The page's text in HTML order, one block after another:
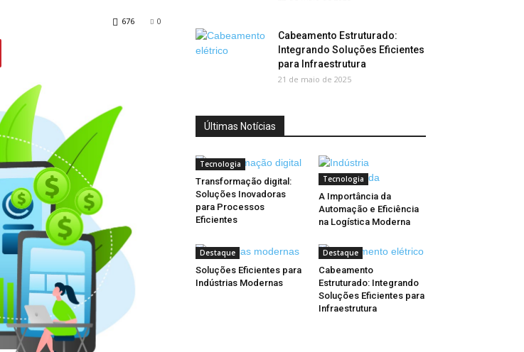
0
676
Cabeamento Estruturado:
Integrando Soluções Eficientes
para Infraestrutura
21 de maio de 2025
Últimas Notícias
Tecnologia
Transformação digital:
Soluções Inovadoras
para Processos
Eficientes
Tecnologia
A Importância da
Automação e Eficiência
na Logística Moderna
Destaque
Soluções Eficientes para
Indústrias Modernas
Destaque
Cabeamento
Estruturado: Integrando
Soluções Eficientes para
Infraestrutura